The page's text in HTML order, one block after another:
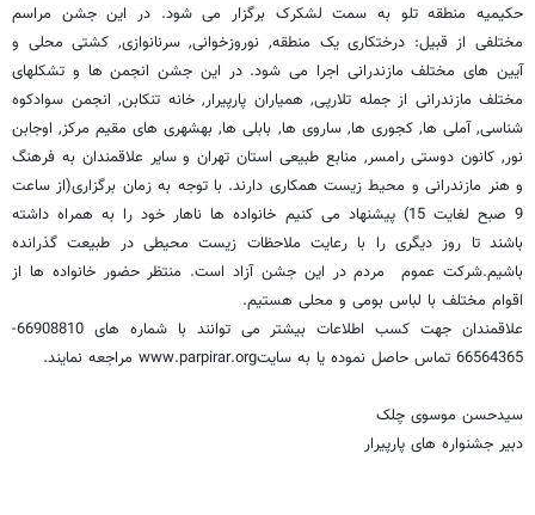
حکیمیه منطقه تلو به سمت لشکرک برگزار می شود. در این جشن مراسم
مختلفی از قبیل: درختکاری یک منطقه, نوروزخوانی, سرنانوازی, کشتی محلی و
آیین های مختلف مازندرانی اجرا می شود. در این جشن انجمن ها و تشکلهای
مختلف مازندرانی از جمله تلارپی, همیاران پارپیرار, خانه تنکابن, انجمن سوادکوه
شناسی, آملی ها, کجوری ها, ساروی ها, بابلی ها, بهشهری های مقیم مرکز, اوجابن
نور, کانون دوستی رامسر, منابع طبیعی استان تهران و سایر علاقمندان به فرهنگ
و هنر مازندرانی و محیط زیست همکاری دارند. با توجه به زمان برگزاری(از ساعت
9 صبح لغایت 15) پیشنهاد می کنیم خانواده ها ناهار خود را به همراه داشته
باشند تا روز دیگری را با رعایت ملاحظات زیست محیطی در طبیعت گذرانده
باشیم.شرکت عموم مردم در این جشن آزاد است. منتظر حضور خانواده ها از
اقوام مختلف با لباس بومی و محلی هستیم.
علاقمندان جهت کسب اطلاعات بیشتر می توانند با شماره های 66908810-
66564365 تماس حاصل نموده یا به سایتwww.parpirar.org مراجعه نمایند.
سیدحسن موسوی چلک
دبیر جشنواره های پارپیرار